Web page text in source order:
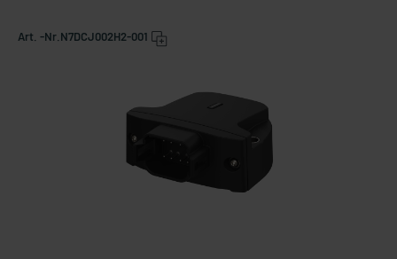
Art. -Nr. N7DCJ002H2-001